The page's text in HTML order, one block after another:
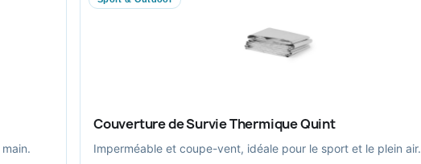
Couverture de Survie Thermique Quint
Imperméable et coupe-vent, idéale pour le sport et le plein air.
Livraison